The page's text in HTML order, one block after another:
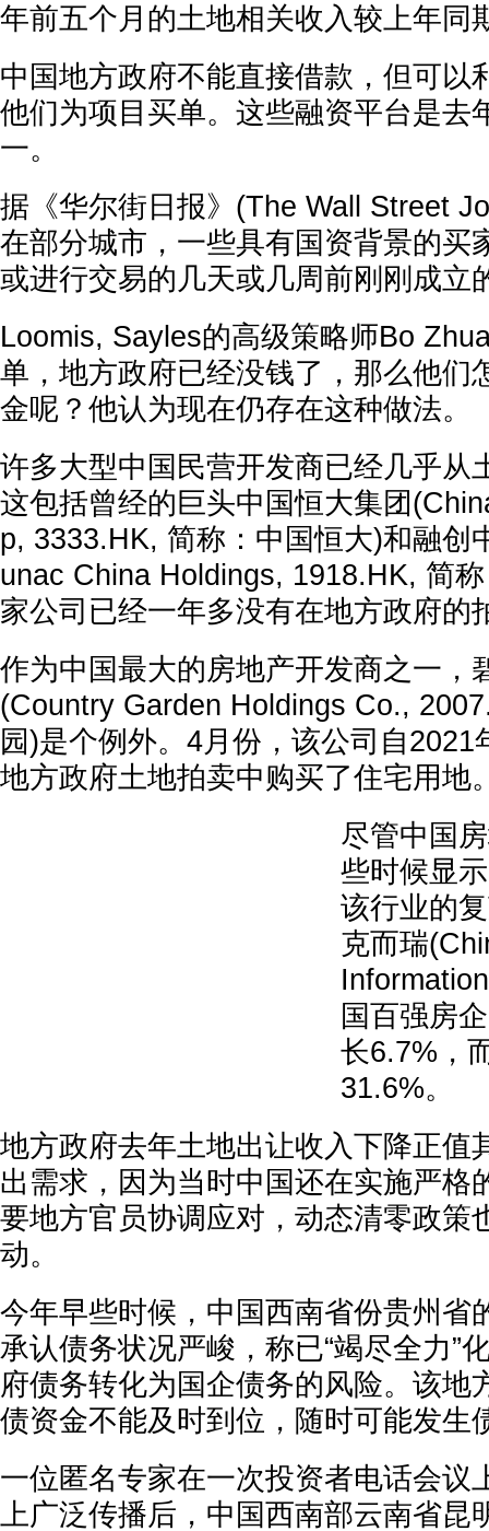
年前五个月的土地相关收入较上年同
中国地方政府不能直接借款，但可以
他们为项目买单。这些融资平台是去
一。
据《华尔街日报》(The Wall Street
在部分城市，一些具有国资背景的买
或进行交易的几天或几周前刚刚成立
Loomis, Sayles的高级策略师Bo
单，地方政府已经没钱了，那么他们
金呢？他认为现在仍存在这种做法。
许多大型中国民营开发商已经几乎从
这包括曾经的巨头中国恒大集团
p, 3333.HK, 简称：中国恒大)和融创
unac China Holdings, 1918.HK, 简
家公司已经一年多没有在地方政府的
作为中国最大的房地产开发商之一，
(Country Garden Holdings Co.,
园)是个例外。4月份，该公司自2021
地方政府土地拍卖中购买了住宅用地
尽管中国
些时候显
该行业的
克而瑞
国百强房
长6.7%，
31.6%。
地方政府去年土地出让收入下降正值
出需求，因为当时中国还在实施严格
要地方官员协调应对，动态清零政策
动。
今年早些时候，中国西南省份贵州省
承认债务状况严峻，称已“竭尽全力”
府债务转化为国企债务的风险。该地
债资金不能及时到位，随时可能发生
一位匿名专家在一次投资者电话会议
上广泛传播后，中国西南部云南省昆